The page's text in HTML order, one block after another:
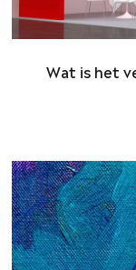
Wat is het